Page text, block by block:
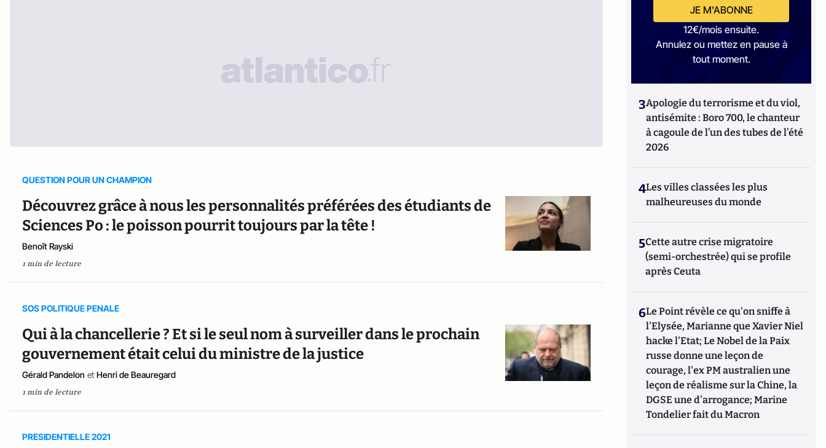
QUESTION POUR UN CHAMPION
Découvrez grâce à nous les personnalités préférées des étudiants de
Sciences Po : le poisson pourrit toujours par la tête !
Benoît Rayski
1 min de lecture
SOS POLITIQUE PENALE
Qui à la chancellerie ? Et si le seul nom à surveiller dans le prochain
gouvernement était celui du ministre de la justice
Gérald Pandelon et Henri de Beauregard
1 min de lecture
PRESIDENTIELLE 2021
JE M'ABONNE
12€/mois ensuite.
Annulez ou mettez en pause à
tout moment.
3Apologie du terrorisme et du viol,
antisémite : Boro 700, le chanteur
à cagoule de l’un des tubes de l’été
2026
4Les villes classées les plus
malheureuses du monde
5Cette autre crise migratoire
(semi-orchestrée) qui se profile
après Ceuta
6Le Point révèle ce qu'on sniffe à
l'Elysée, Marianne que Xavier Niel
hacke l'Etat; Le Nobel de la Paix
russe donne une leçon de
courage, l'ex PM australien une
leçon de réalisme sur la Chine, la
DGSE une d'arrogance; Marine
Tondelier fait du Macron